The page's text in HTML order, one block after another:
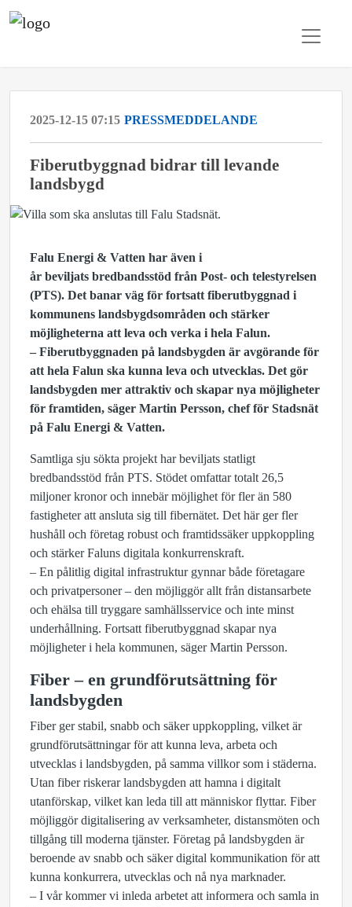
2025-12-15 07:15 PRESSMEDDELANDE
Fiberutbyggnad bidrar till levande
landsbygd
Falu Energi & Vatten har även i
år beviljats bredbandsstöd från Post- och telestyrelsen
(PTS). Det banar väg för fortsatt fiberutbyggnad i
kommunens landsbygdsområden och stärker
möjligheterna att leva och verka i hela Falun.
– Fiberutbyggnaden på landsbygden är avgörande för
att hela Falun ska kunna leva och utvecklas. Det gör
landsbygden mer attraktiv och skapar nya möjligheter
för framtiden, säger Martin Persson, chef för Stadsnät
på Falu Energi & Vatten.
Samtliga sju sökta projekt har beviljats statligt
bredbandsstöd från PTS. Stödet omfattar totalt 26,5
miljoner kronor och innebär möjlighet för fler än 580
fastigheter att ansluta sig till fibernätet. Det här ger fler
hushåll och företag robust och framtidssäker uppkoppling
och stärker Faluns digitala konkurrenskraft.
– En pålitlig digital infrastruktur gynnar både företagare
och privatpersoner – den möjliggör allt från distansarbete
och ehälsa till tryggare samhällsservice och inte minst
underhållning. Fortsatt fiberutbyggnad skapar nya
möjligheter i hela kommunen, säger Martin Persson.
Fiber – en grundförutsättning för
landsbygden
Fiber ger stabil, snabb och säker uppkoppling, vilket är
grundförutsättningar för att kunna leva, arbeta och
utvecklas i landsbygden, på samma villkor som i städerna.
Utan fiber riskerar landsbygden att hamna i digitalt
utanförskap, vilket kan leda till att människor flyttar. Fiber
möjliggör digitalisering av verksamheter, distansmöten och
tillgång till moderna tjänster. Företag på landsbygden är
beroende av snabb och säker digital kommunikation för att
kunna konkurrera, utvecklas och nå nya marknader.
– I vår kommer vi inleda arbetet att informera och samla in